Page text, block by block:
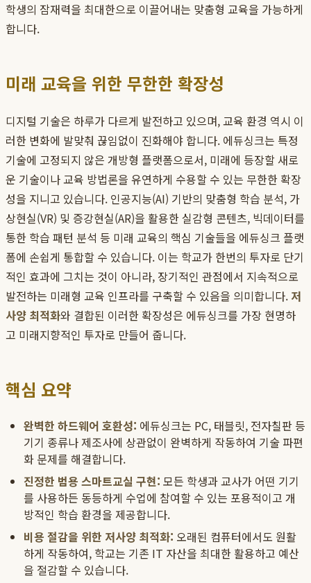
학생의 잠재력을 최대한으로 이끌어내는 맞춤형 교육을 가능하게
합니다.
미래 교육을 위한 무한한 확장성
디지털 기술은 하루가 다르게 발전하고 있으며, 교육 환경 역시 이
러한 변화에 발맞춰 끊임없이 진화해야 합니다. 에듀싱크는 특정
기술에 고정되지 않은 개방형 플랫폼으로서, 미래에 등장할 새로
운 기술이나 교육 방법론을 유연하게 수용할 수 있는 무한한 확장
성을 지니고 있습니다. 인공지능(AI) 기반의 맞춤형 학습 분석, 가
상현실(VR) 및 증강현실(AR)을 활용한 실감형 콘텐츠, 빅데이터를
통한 학습 패턴 분석 등 미래 교육의 핵심 기술들을 에듀싱크 플랫
폼에 손쉽게 통합할 수 있습니다. 이는 학교가 한번의 투자로 단기
적인 효과에 그치는 것이 아니라, 장기적인 관점에서 지속적으로
발전하는 미래형 교육 인프라를 구축할 수 있음을 의미합니다. 저
사양 최적화와 결합된 이러한 확장성은 에듀싱크를 가장 현명하
고 미래지향적인 투자로 만들어 줍니다.
핵심 요약
완벽한 하드웨어 호환성: 에듀싱크는 PC, 태블릿, 전자칠판 등
기기 종류나 제조사에 상관없이 완벽하게 작동하여 기술 파편
화 문제를 해결합니다.
진정한 범용 스마트교실 구현: 모든 학생과 교사가 어떤 기기
를 사용하든 동등하게 수업에 참여할 수 있는 포용적이고 개
방적인 학습 환경을 제공합니다.
비용 절감을 위한 저사양 최적화: 오래된 컴퓨터에서도 원활
하게 작동하여, 학교는 기존 IT 자산을 최대한 활용하고 예산
을 절감할 수 있습니다.